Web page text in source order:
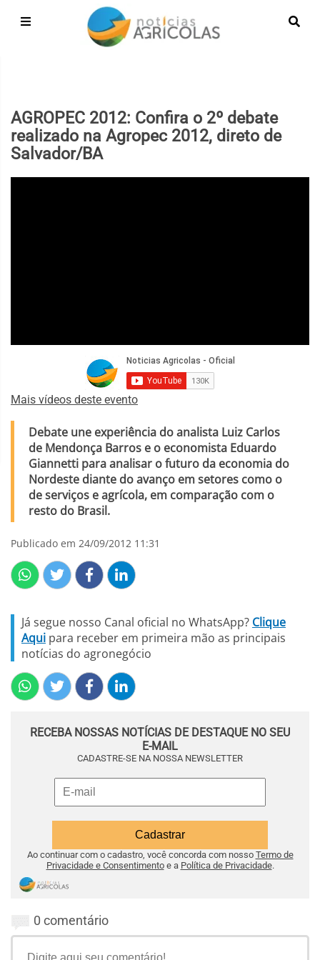
AGROPEC 2012: Confira o 2º debate
realizado na Agropec 2012, direto de
Salvador/BA
Mais vídeos deste evento
Debate une experiência do analista Luiz Carlos
de Mendonça Barros e o economista Eduardo
Giannetti para analisar o futuro da economia do
Nordeste diante do avanço em setores como o
de serviços e agrícola, em comparação com o
resto do Brasil.
Publicado em 24/09/2012 11:31
Já segue nosso Canal oficial no WhatsApp? Clique
Aqui para receber em primeira mão as principais
notícias do agronegócio
RECEBA NOSSAS NOTÍCIAS DE DESTAQUE NO SEU
E-MAIL
CADASTRE-SE NA NOSSA NEWSLETTER
Ao continuar com o cadastro, você concorda com nosso Termo de
Privacidade e Consentimentoe a Política de Privacidade.
0 comentário